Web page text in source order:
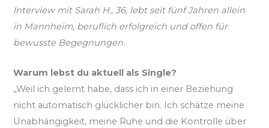
Interview mit Sarah H., 36, lebt seit fünf Jahren allein
in Mannheim, beruflich erfolgreich und offen für
bewusste Begegnungen.
Warum lebst du aktuell als Single?
„Weil ich gelernt habe, dass ich in einer Beziehung
nicht automatisch glücklicher bin. Ich schätze meine
Unabhängigkeit, meine Ruhe und die Kontrolle über